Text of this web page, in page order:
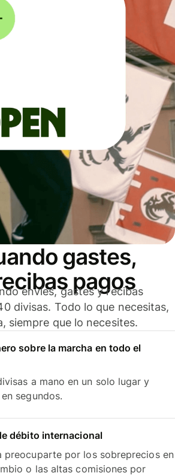
gastes,
pagos
envíes, gastes y recibas
divisas. Todo lo que necesitas,
siempre que lo necesites.
sobre la marcha en todo el
a mano en un solo lugar y
segundos.
débito internacional
preocuparte por los sobreprecios en
o las altas comisiones por